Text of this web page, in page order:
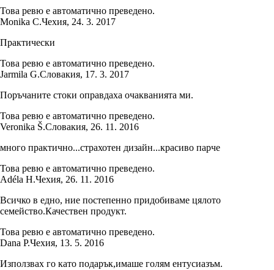
Това ревю е автоматично преведено.
Monika C.Чехия, 24. 3. 2017
Практически
Това ревю е автоматично преведено.
Jarmila G.Словакия, 17. 3. 2017
Поръчаните стоки оправдаха очакванията ми.
Това ревю е автоматично преведено.
Veronika Š.Словакия, 26. 11. 2016
много практично...страхотен дизайн...красиво парче
Това ревю е автоматично преведено.
Adéla H.Чехия, 26. 11. 2016
Всичко в едно, ние постепенно придобиваме цялото
семейство.Качествен продукт.
Това ревю е автоматично преведено.
Dana P.Чехия, 13. 5. 2016
Използвах го като подарък,имаше голям ентусиазъм.